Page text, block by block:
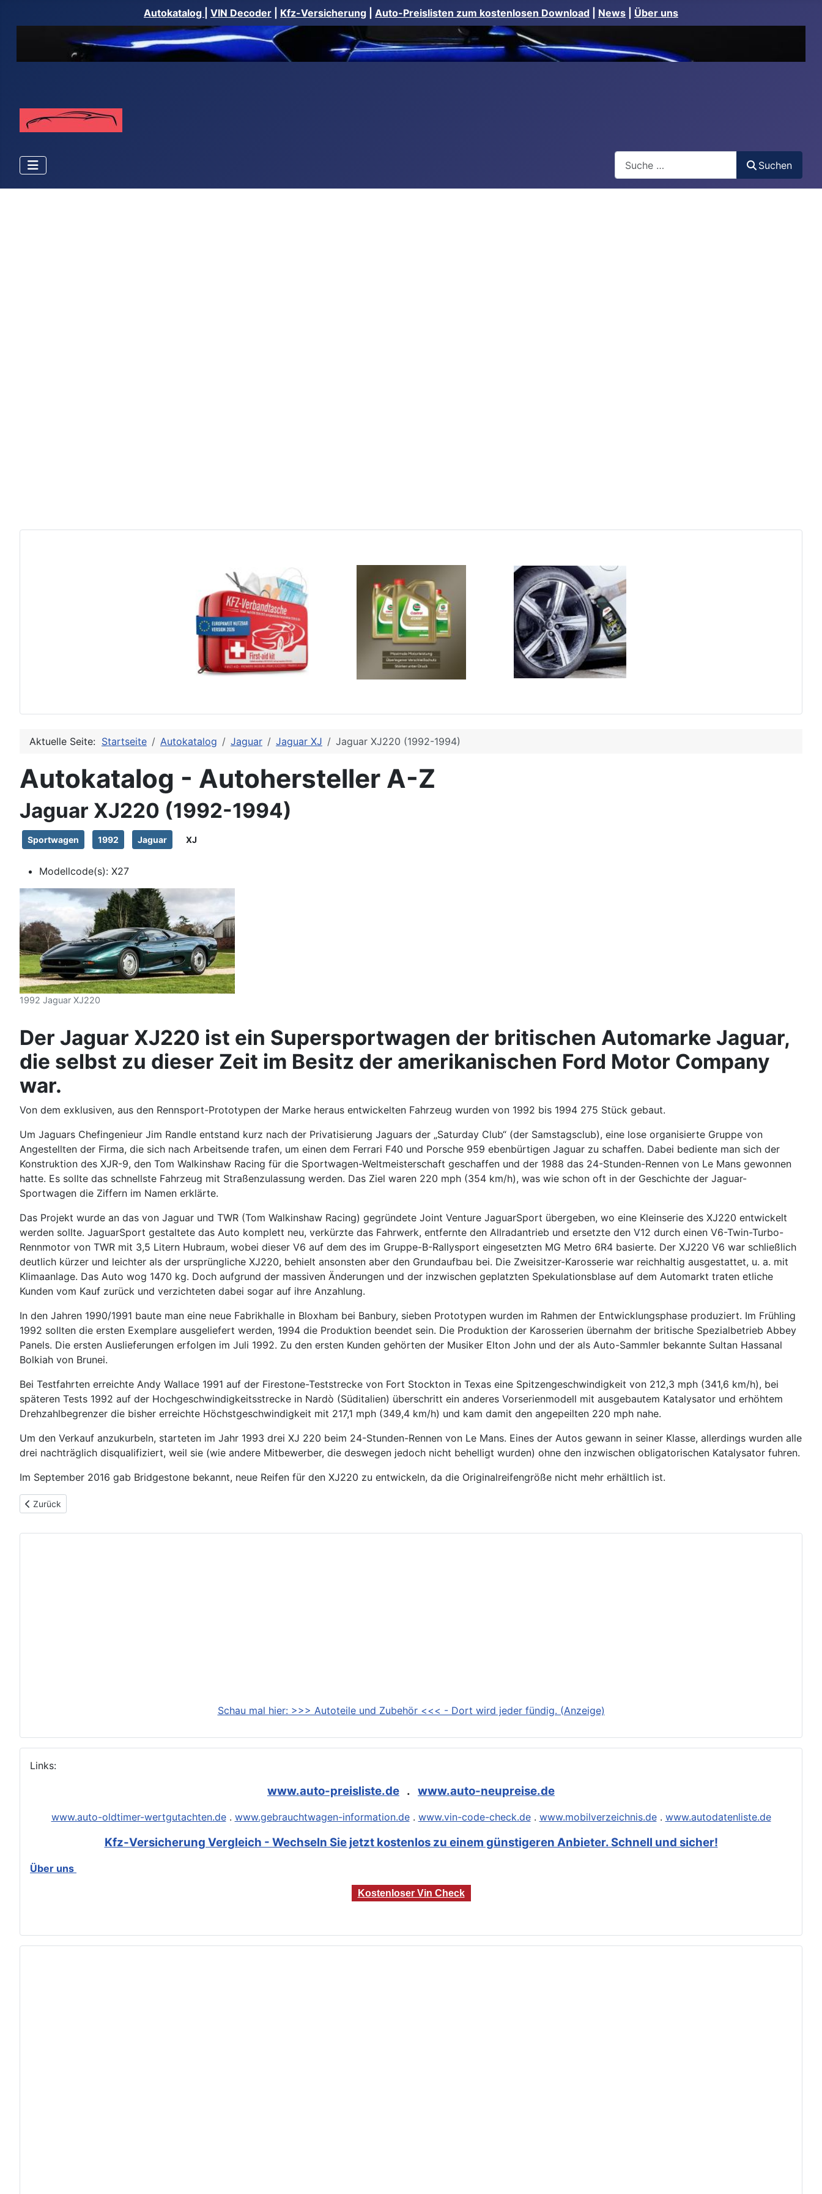
Autokatalog VIN Decoder Kfz-Versicherung Auto-Preislisten zum kostenlosen Download News Über uns
Suchen
Suchen
Aktuelle Seite: Startseite Autokatalog Jaguar Jaguar XJ Jaguar XJ220 (1992-1994)
Autokatalog - Autohersteller A-Z
Jaguar XJ220 (1992-1994)
Sportwagen 1992 Jaguar XJ
Modellcode(s): X27
1992 Jaguar XJ220
Der Jaguar XJ220 ist ein Supersportwagen der britischen Automarke Jaguar,
die selbst zu dieser Zeit im Besitz der amerikanischen Ford Motor Company
war.
Von dem exklusiven, aus den Rennsport-Prototypen der Marke heraus entwickelten Fahrzeug wurden von 1992 bis 1994 275 Stück gebaut.
Um Jaguars Chefingenieur Jim Randle entstand kurz nach der Privatisierung Jaguars der „Saturday Club“ (der Samstagsclub), eine lose organisierte Gruppe von
Angestellten der Firma, die sich nach Arbeitsende trafen, um einen dem Ferrari F40 und Porsche 959 ebenbürtigen Jaguar zu schaffen. Dabei bediente man sich der
Konstruktion des XJR-9, den Tom Walkinshaw Racing für die Sportwagen-Weltmeisterschaft geschaffen und der 1988 das 24-Stunden-Rennen von Le Mans gewonnen
hatte. Es sollte das schnellste Fahrzeug mit Straßenzulassung werden. Das Ziel waren 220 mph (354 km/h), was wie schon oft in der Geschichte der Jaguar-
Sportwagen die Ziffern im Namen erklärte.
Das Projekt wurde an das von Jaguar und TWR (Tom Walkinshaw Racing) gegründete Joint Venture JaguarSport übergeben, wo eine Kleinserie des XJ220 entwickelt
werden sollte. JaguarSport gestaltete das Auto komplett neu, verkürzte das Fahrwerk, entfernte den Allradantrieb und ersetzte den V12 durch einen V6-Twin-Turbo-
Rennmotor von TWR mit 3,5 Litern Hubraum, wobei dieser V6 auf dem des im Gruppe-B-Rallysport eingesetzten MG Metro 6R4 basierte. Der XJ220 V6 war schließlich
deutlich kürzer und leichter als der ursprüngliche XJ220, behielt ansonsten aber den Grundaufbau bei. Die Zweisitzer-Karosserie war reichhaltig ausgestattet, u. a. mit
Klimaanlage. Das Auto wog 1470 kg. Doch aufgrund der massiven Änderungen und der inzwischen geplatzten Spekulationsblase auf dem Automarkt traten etliche
Kunden vom Kauf zurück und verzichteten dabei sogar auf ihre Anzahlung.
In den Jahren 1990/1991 baute man eine neue Fabrikhalle in Bloxham bei Banbury, sieben Prototypen wurden im Rahmen der Entwicklungsphase produziert. Im Frühling
1992 sollten die ersten Exemplare ausgeliefert werden, 1994 die Produktion beendet sein. Die Produktion der Karosserien übernahm der britische Spezialbetrieb Abbey
Panels. Die ersten Auslieferungen erfolgen im Juli 1992. Zu den ersten Kunden gehörten der Musiker Elton John und der als Auto-Sammler bekannte Sultan Hassanal
Bolkiah von Brunei.
Bei Testfahrten erreichte Andy Wallace 1991 auf der Firestone-Teststrecke von Fort Stockton in Texas eine Spitzengeschwindigkeit von 212,3 mph (341,6 km/h), bei
späteren Tests 1992 auf der Hochgeschwindigkeitsstrecke in Nardò (Süditalien) überschritt ein anderes Vorserienmodell mit ausgebautem Katalysator und erhöhtem
Drehzahlbegrenzer die bisher erreichte Höchstgeschwindigkeit mit 217,1 mph (349,4 km/h) und kam damit den angepeilten 220 mph nahe.
Um den Verkauf anzukurbeln, starteten im Jahr 1993 drei XJ 220 beim 24-Stunden-Rennen von Le Mans. Eines der Autos gewann in seiner Klasse, allerdings wurden alle
drei nachträglich disqualifiziert, weil sie (wie andere Mitbewerber, die deswegen jedoch nicht behelligt wurden) ohne den inzwischen obligatorischen Katalysator fuhren.
Im September 2016 gab Bridgestone bekannt, neue Reifen für den XJ220 zu entwickeln, da die Originalreifengröße nicht mehr erhältlich ist.
Vorheriger Beitrag: Jaguar XJ (2009-2019)
Zurück
Schau mal hier: >>> Autoteile und Zubehör <<< - Dort wird jeder fündig. (Anzeige)
Links:
www.auto-preisliste.de . www.auto-neupreise.de
www.auto-oldtimer-wertgutachten.de. www.gebrauchtwagen-information.de. www.vin-code-check.de. www.mobilverzeichnis.de. www.autodatenliste.de
Kfz-Versicherung Vergleich - Wechseln Sie jetzt kostenlos zu einem günstigeren Anbieter. Schnell und sicher!
Über uns
Kostenloser Vin Check